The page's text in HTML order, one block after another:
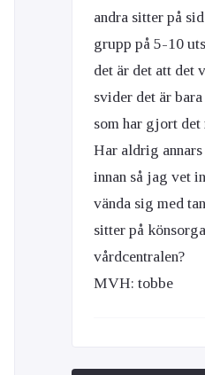
andra sitter på
grupp på 5-10
det är det att det
svider det är
som har gjort
Har aldrig
innan så jag vet
vända sig med
sitter på
vårdcentralen?
MVH: tobbe